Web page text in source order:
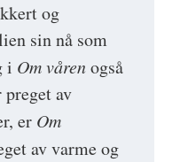
og
sin nå som
i Om vårenogså
av
er Om
av varme og